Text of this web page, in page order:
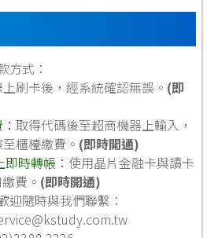
方式：
刷卡後，經系統確認無誤。 (即
：取得代碼後至超商機器上輸入，
櫃檯繳費。 (即時開通)
即時轉帳：使用晶片金融卡與讀卡
費。 (即時開通)
迎隨時與我們聯繫：